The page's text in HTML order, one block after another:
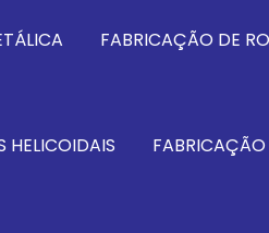
FABRICAÇÃO DE
HELICOIDAIS